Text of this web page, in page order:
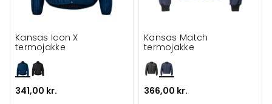
Kansas Icon X
termojakke
341,00 kr.
Kansas Match
termojakke
366,00 kr.